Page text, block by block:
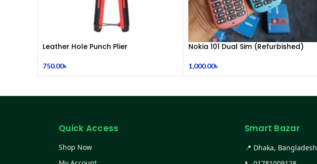
Leather Hole Punch Plier
750.00৳
Nokia 101 Dual Sim (Refurbished)
1,000.00৳
Quick Access
Shop Now
Smart Bazar
📍 Dhaka, Bangladesh